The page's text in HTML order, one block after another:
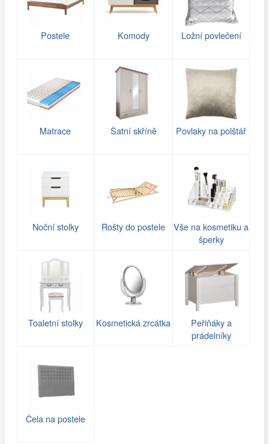
Postele Komody Ložní povlečení
Matrace Šatní skříně Povlaky na polštář
Noční stolky Rošty do postele
Vše na kosmetiku a
šperky
Toaletní stolky Kosmetická zrcátka
Peřiňáky a
prádelníky
Čela na postele